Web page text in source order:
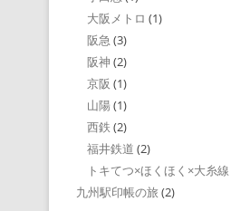
大阪メトロ (1)
阪急 (3)
阪神 (2)
京阪 (1)
山陽 (1)
西鉄 (2)
福井鉄道 (2)
トキてつ×ほくほく×大糸線
九州駅印帳の旅 (2)